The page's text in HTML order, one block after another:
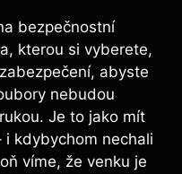
​bezpečnostní
kterou si vyberete,
abyste
nebudou
Je to jako mít
⁢i kdybychom⁤ nechali
‍víme, že venku je